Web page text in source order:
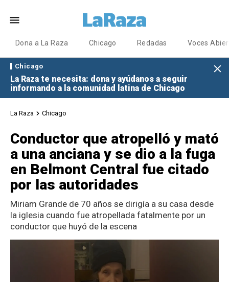
Dona a La Raza Chicago Redadas Voces
Chicago
La Raza te necesita: dona y ayúdanos a seguir
informando a la comunidad latina de Chicago
La Raza Chicago
Conductor que atropelló y mató
a una anciana y se dio a la fuga
en Belmont Central fue citado
por las autoridades
Miriam Grande de 70 años se dirigía a su casa desde
la iglesia cuando fue atropellada fatalmente por un
conductor que huyó de la escena